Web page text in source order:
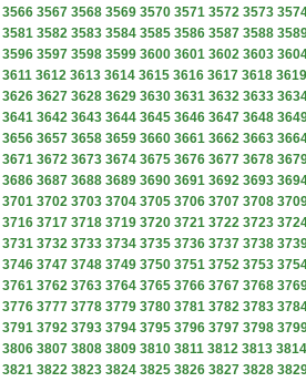
3566 3567 3568 3569 3570 3571 3572 3573
3581 3582 3583 3584 3585 3586 3587 3588
3596 3597 3598 3599 3600 3601 3602 3603
3611 3612 3613 3614 3615 3616 3617 3618 3619
3626 3627 3628 3629 3630 3631 3632 3633
3641 3642 3643 3644 3645 3646 3647 3648
3656 3657 3658 3659 3660 3661 3662 3663
3671 3672 3673 3674 3675 3676 3677 3678
3686 3687 3688 3689 3690 3691 3692 3693
3701 3702 3703 3704 3705 3706 3707 3708
3716 3717 3718 3719 3720 3721 3722 3723
3731 3732 3733 3734 3735 3736 3737 3738
3746 3747 3748 3749 3750 3751 3752 3753
3761 3762 3763 3764 3765 3766 3767 3768
3776 3777 3778 3779 3780 3781 3782 3783
3791 3792 3793 3794 3795 3796 3797 3798
3806 3807 3808 3809 3810 3811 3812 3813 3814
3821 3822 3823 3824 3825 3826 3827 3828